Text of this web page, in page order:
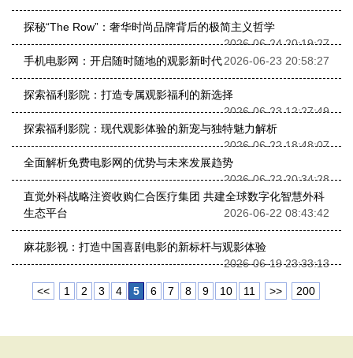
探秘“The Row”：奢华时尚品牌背后的极简主义哲学
2026-06-24 20:19:27
手机电影网：开启随时随地的观影新时代2026-06-23 20:58:27
探索福利影院：打造专属观影福利的新选择
2026-06-23 12:27:49
探索福利影院：现代观影体验的新宠与独特魅力解析
2026-06-22 18:48:07
全面解析免费电影网的优势与未来发展趋势
2026-06-22 20:34:28
直觉外科战略注资收购仁合医疗集团 共建全球数字化智慧外科
生态平台
2026-06-22 08:43:42
麻花影视：打造中国喜剧电影的新标杆与观影体验
2026-06-19 23:33:13
<< 1 2 3 4 5 6 7 8 9 10 11 >> 200